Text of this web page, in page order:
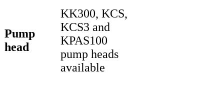
Pump
head
KK300, KCS,
KCS3 and
KPAS100
pump heads
available